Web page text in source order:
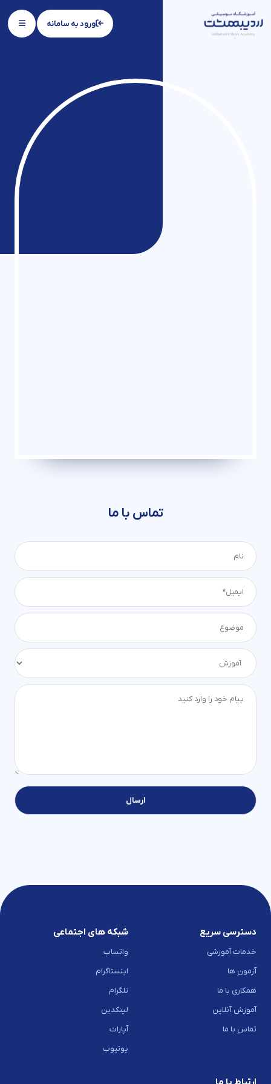
ورود به سامانه
تماس با ما
دسترسی سریع
خدمات آموزشی
آزمون ها
همکاری با ما
آموزش آنلاین
تماس با ما
شبکه های اجتماعی
واتساپ
اینستاگرام
تلگرام
لینکدین
آپارات
یوتیوب